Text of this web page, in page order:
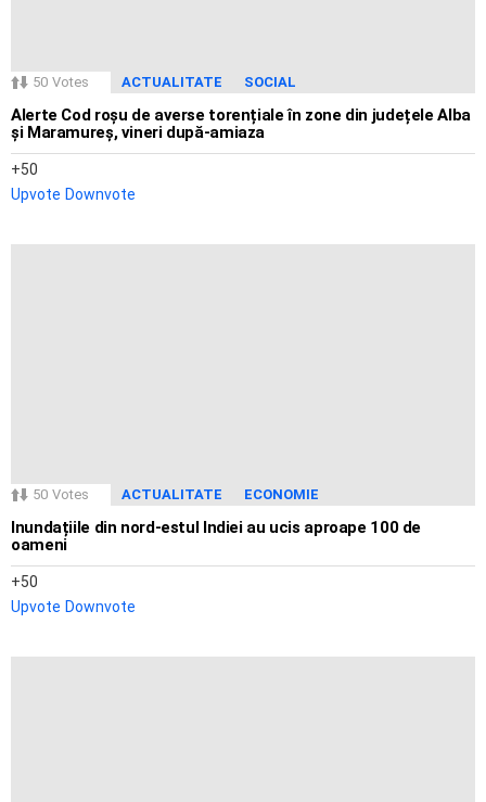
50 Votes ACTUALITATE SOCIAL
Alerte Cod roșu de averse torențiale în zone din județele Alba
și Maramureș, vineri după-amiaza
50
Upvote Downvote
50 Votes ACTUALITATE ECONOMIE
Inundațiile din nord-estul Indiei au ucis aproape 100 de
oameni
50
Upvote Downvote